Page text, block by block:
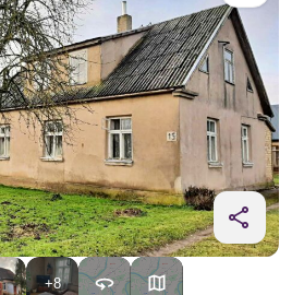
+8